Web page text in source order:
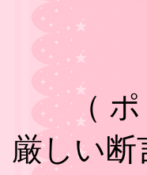
（
厳しい